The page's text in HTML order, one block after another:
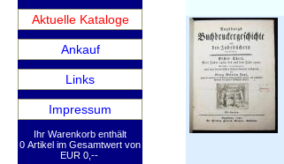
Aktuelle Kataloge
Ankauf
Links
Impressum
Ihr Warenkorb enthält
0 Artikel im Gesamtwert von
EUR 0,--